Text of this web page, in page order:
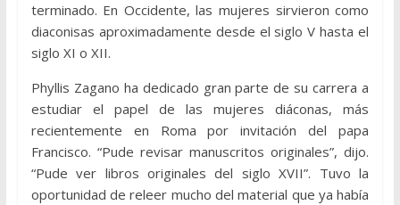
terminado. En Occidente, las mujeres sirvieron como
diaconisas aproximadamente desde el siglo V hasta el
siglo XI o XII.
Phyllis Zagano ha dedicado gran parte de su carrera a
estudiar el papel de las mujeres diáconas, más
recientemente en Roma por invitación del papa
Francisco. “Pude revisar manuscritos originales”, dijo.
“Pude ver libros originales del siglo XVII”. Tuvo la
oportunidad de releer mucho del material que ya había